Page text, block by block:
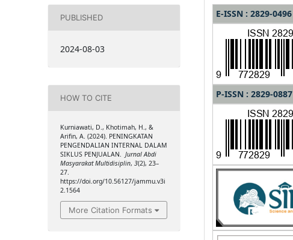
PUBLISHED
2024-08-03
HOW TO CITE
Kurniawati, D., Khotimah, H., &
Arifin, A. (2024). PENINGKATAN
PENGENDALIAN INTERNAL DALAM
SIKLUS PENJUALAN.
Jurnal Abdi
Masyarakat Multidisiplin, 3(2), 23–
27.
https://doi.org/10.56127/jammu.v3i
2.1564
More Citation Formats
E-ISSN : 2829-0496
P-ISSN : 2829-0887